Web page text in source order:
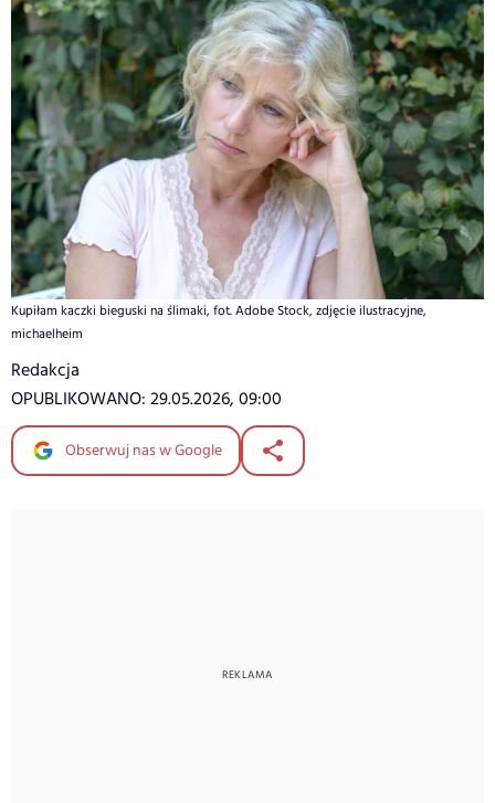
Kupiłam kaczki bieguski na ślimaki, fot. Adobe Stock, zdjęcie ilustracyjne,
michaelheim
Redakcja
OPUBLIKOWANO: 29.05.2026, 09:00
Obserwuj nas w Google